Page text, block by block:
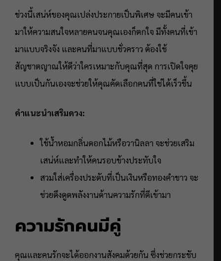
ช่วงนี้เสน่ห์ของคุณเปล่งประกายเป็นพิเศษ จะมีคนเข้า
มาให้ความสนใจหลายคนจนคุณเองก็ตกใจ มีทั้งคนที่เข้า
มาแบบจริงจัง และคนที่มาแบบชั่วคราว ต้องใช้
สัญชาตญาณให้ดีว่าใครเหมาะกับคุณที่สุด การเปิดใจคุย
แบบเป็นกันเองจะช่วยให้คุณคัดเลือกคนที่ใช่ได้เร็วขึ้น
คำแนะนำเสริมดวง:
ใช้น้ำหอมกลิ่นดอกไม้หรือวานิลลา จะช่วยเสริม
เสน่ห์และทำให้คนรอบข้างประทับใจ
สวมใส่เครื่องประดับที่เป็นเงินหรือทองคำขาว จะ
ช่วยดึงดูดพลังงานด้านความรักที่ดีเข้ามา
ความรักคนมีคู่
คุณและคนรักจะได้ออกงานสังคมด้วยกัน ซึ่งช่วยกระชับ